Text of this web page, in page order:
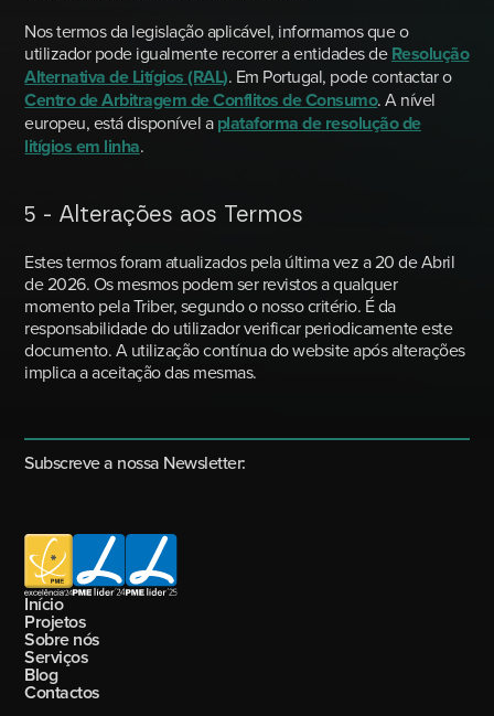
Nos termos da legislação aplicável, informamos que o
utilizador pode igualmente recorrer a entidades deResolução
Alternativa de Litígios (RAL). Em Portugal, pode contactar o
Centro de Arbitragem de Conflitos de Consumo. A nível
europeu, está disponível aplataforma de resolução de
litígios em linha.
5 - Alterações aos Termos
Estes termos foram atualizados pela última vez a 20 de Abril
de 2026. Os mesmos podem ser revistos a qualquer
momento pela Triber, segundo o nosso critério. É da
responsabilidade do utilizador verificar periodicamente este
documento. A utilização contínua do website após alterações
implica a aceitação das mesmas.
Início
Projetos
Sobre nós
Serviços
Blog
Contactos
Subscreve a nossa Newsletter: